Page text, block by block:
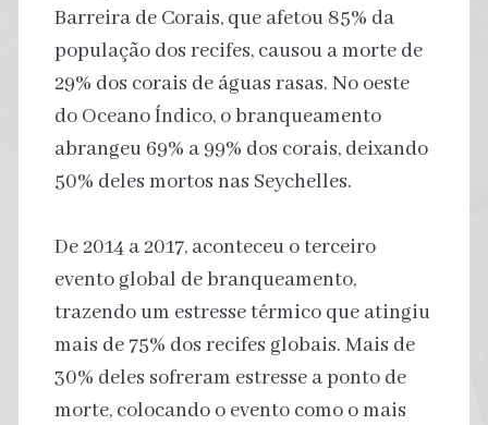
Barreira de Corais, que afetou 85% da
população dos recifes, causou a morte de
29% dos corais de águas rasas. No oeste
do Oceano Índico, o branqueamento
abrangeu 69% a 99% dos corais, deixando
50% deles mortos nas Seychelles.
De 2014 a 2017, aconteceu o terceiro
evento global de branqueamento,
trazendo um estresse térmico que atingiu
mais de 75% dos recifes globais. Mais de
30% deles sofreram estresse a ponto de
morte, colocando o evento como o mais